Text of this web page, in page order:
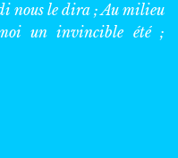
nous le dira ; Au milieu
un invincible été ;